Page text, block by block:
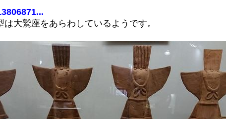
大鷲座をあらわしているようです。